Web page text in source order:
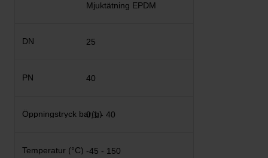
Mjuktätning EPDM
25
40
0,1 - 40
-45 - 150